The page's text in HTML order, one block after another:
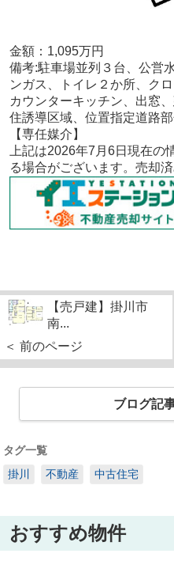
金額：1,095万円
備考:駐車場並列３台、公営
ンガス、トイレ２か所、ク
カウンターキッチン、出窓
住誘導区域、位置指定道路
【専任媒介 】
上記は2026年7月6日現在の
る場合がございます。売却
【売戸建】掛川市
南...
＜ 前のページ
ブログ記
タグ一覧
掛川
不動産 中古住宅
おすすめ物件